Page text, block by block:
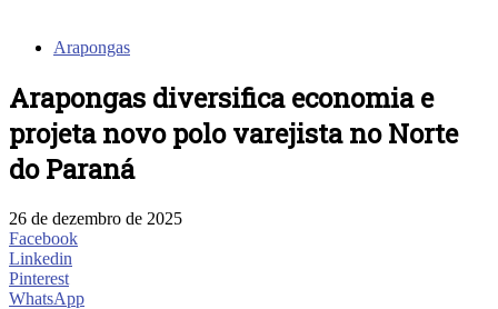
Arapongas
Arapongas diversifica economia e
projeta novo polo varejista no Norte
do Paraná
26 de dezembro de 2025
Facebook
Linkedin
Pinterest
WhatsApp